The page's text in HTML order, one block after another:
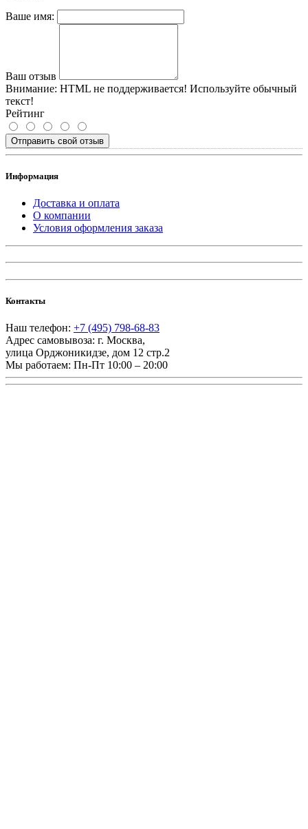
Ваше имя:
Ваш отзыв
Внимание: HTML не поддерживается! Используйте обычный
текст!
Рейтинг
Отправить свой отзыв
Информация
Доставка и оплата
О компании
Условия оформления заказа
Контакты
Наш телефон: +7 (495) 798-68-83
Адрес самовывоза: г. Москва,
улица Орджоникидзе, дом 12 стр.2
Мы работаем: Пн-Пт 10:00 – 20:00